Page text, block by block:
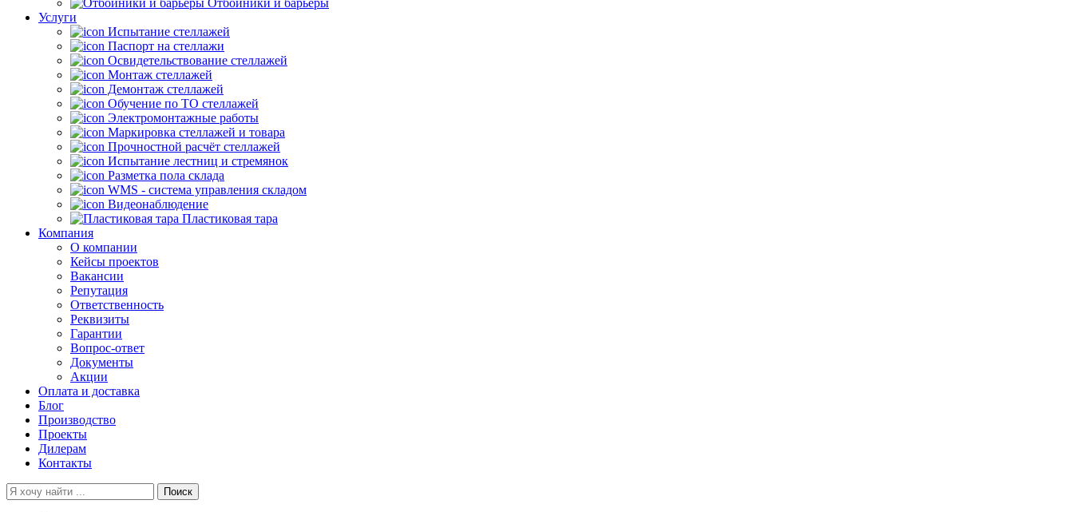
Отбойники и барьеры
Услуги
Испытание стеллажей
Паспорт на стеллажи
Освидетельствование стеллажей
Монтаж стеллажей
Демонтаж стеллажей
Обучение по ТО стеллажей
Электромонтажные работы
Маркировка стеллажей и товара
Прочностной расчёт стеллажей
Испытание лестниц и стремянок
Разметка пола склада
WMS - система управления складом
Видеонаблюдение
Пластиковая тара
Компания
О компании
Кейсы проектов
Вакансии
Репутация
Ответственность
Реквизиты
Гарантии
Вопрос-ответ
Документы
Акции
Оплата и доставка
Блог
Производство
Проекты
Дилерам
Контакты
Поиск